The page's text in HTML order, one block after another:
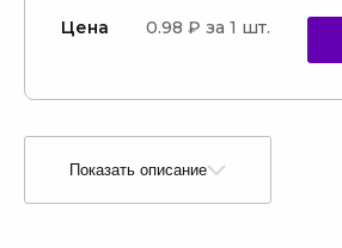
Цена 0.98 ₽ за 1 шт.
Показать описание